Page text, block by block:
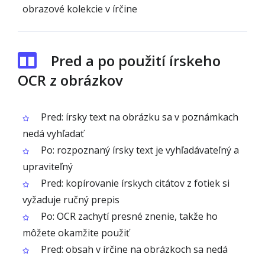
obrazové kolekcie v írčine
Pred a po použití írskeho
OCR z obrázkov
Pred: írsky text na obrázku sa v poznámkach
nedá vyhľadať
Po: rozpoznaný írsky text je vyhľadávateľný a
upraviteľný
Pred: kopírovanie írskych citátov z fotiek si
vyžaduje ručný prepis
Po: OCR zachytí presné znenie, takže ho
môžete okamžite použiť
Pred: obsah v írčine na obrázkoch sa nedá